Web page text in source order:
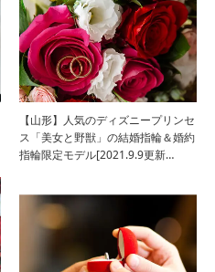
【山形】人気のディズニープリンセ
ス「美女と野獣」の結婚指輪＆婚約
指輪限定モデル[2021.9.9更新…